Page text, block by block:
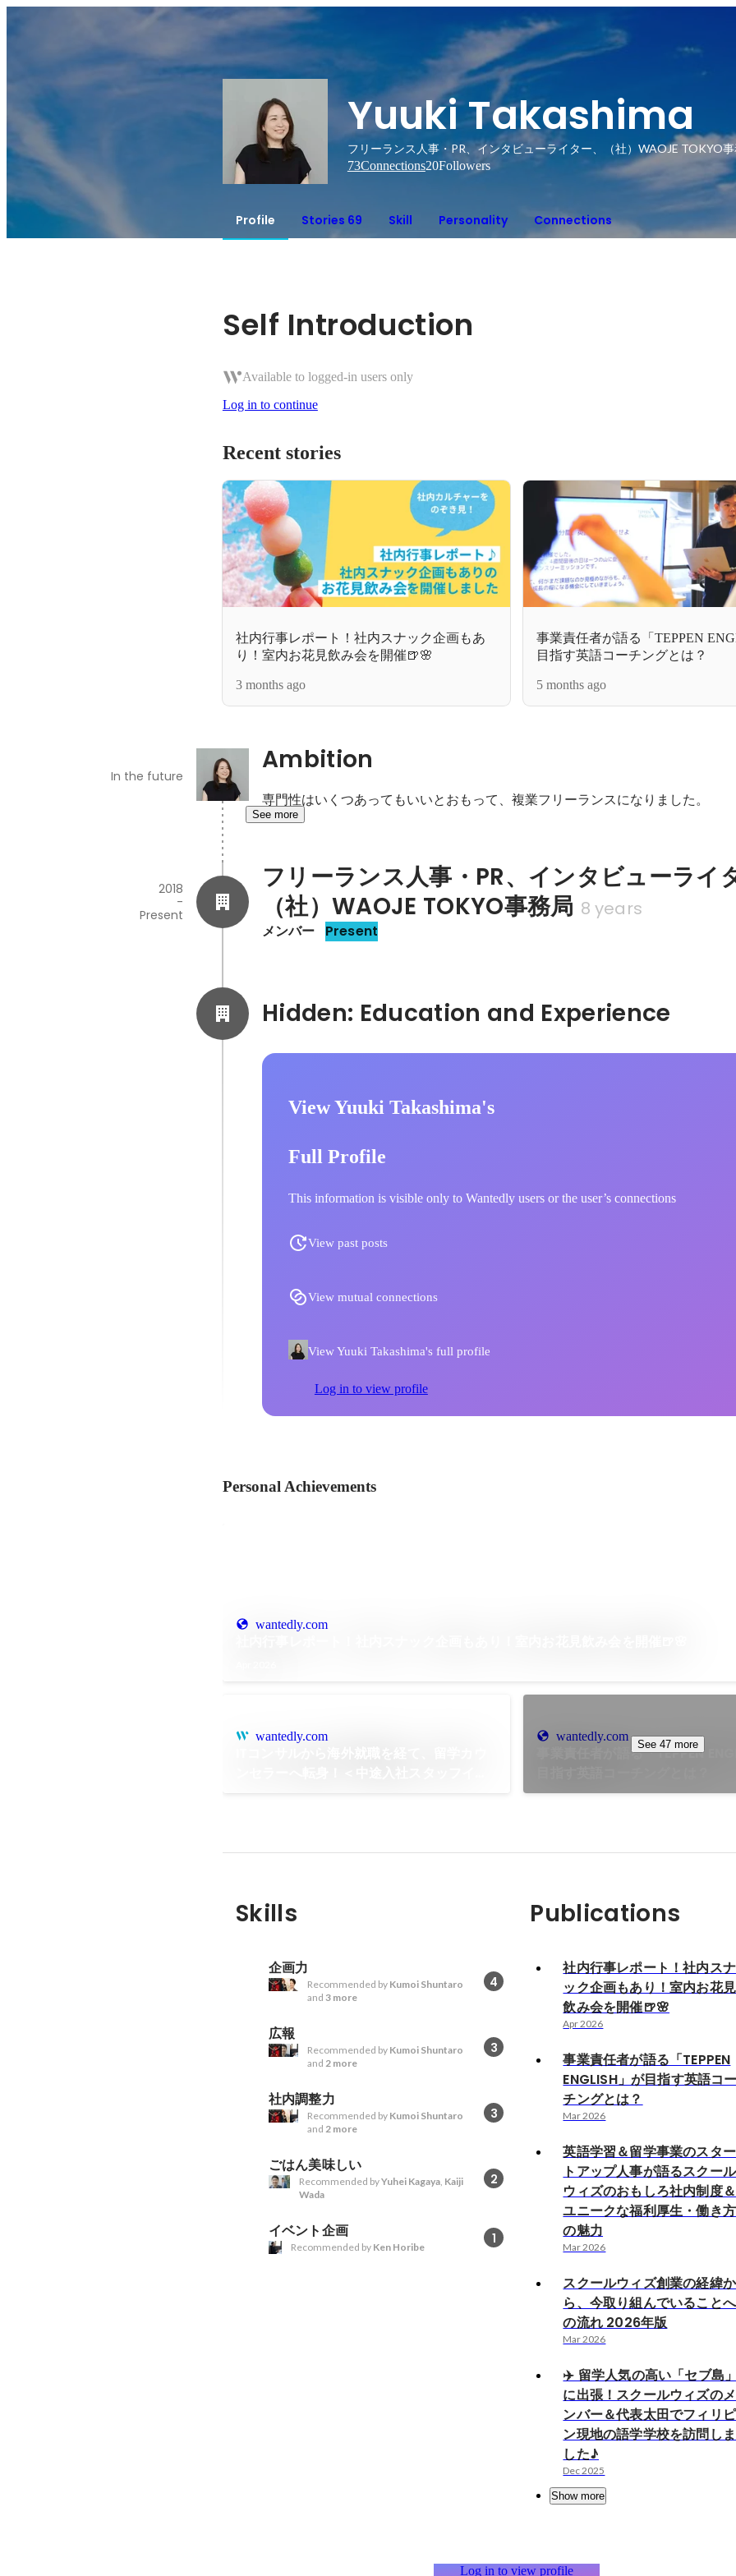
Yuuki Takashima
フリーランス人事・PR、インタビューライター、（社）WAOJE TOKYO
73Connections20Followers
Profile Stories 69 Skill Personality Connections
Self Introduction
Available to logged-in users only
Log in to continue
Recent stories
社内行事レポート！社内スナック企画もあ
り！室内お花見飲み会を開催🍺🌸
3 months ago
事業責任者が語る「TEPPEN
目指す英語コーチングとは？
5 months ago
Ambition
In the future
専門性はいくつあってもいいとおもって、複業フリーランスになりました。
See more
フリーランス人事・PR、インタビューライ
（社）WAOJE TOKYO事務局 8 years
メンバー Present
2018
-
Present
View Yuuki Takashima's
Full Profile
This information is visible only to Wantedly users or the user’s connections
View past posts
View mutual connections
View Yuuki Takashima's full profile
Log in to view profile
Personal Achievements
wantedly.com
wantedly.com wantedly.com
事業責任者が語る「TEPPEN
See 47 more
Skills
企画力
4
Recommended by Kumoi Shuntaro
and 3 more
広報
3
Recommended by Kumoi Shuntaro
and 2 more
社内調整力
3
Recommended by Kumoi Shuntaro
and 2 more
ごはん美味しい
2
Recommended byYuhei Kagaya, Kaiji
Wada
イベント企画 1
Recommended by Ken Horibe
Publications
社内行事レポート！社内スナ
ック企画もあり！室内お花見
飲み会を開催🍺🌸
Apr 2026
事業責任者が語る「TEPPEN
ENGLISH」が目指す英語コ
チングとは？
Mar 2026
英語学習＆留学事業のスター
トアップ人事が語るスクール
ウィズのおもしろ社内制度＆
ユニークな福利厚生・働き方
の魅力
Mar 2026
スクールウィズ創業の経緯か
ら、今取り組んでいることへ
の流れ 2026年版
Mar 2026
✈️ 留学人気の高い「セブ島
に出張！スクールウィズのメ
ンバー＆代表太田でフィリピ
ン現地の語学学校を訪問しま
した♪
Dec 2025
Show more
Log in to view profile